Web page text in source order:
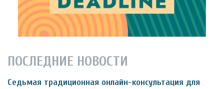
ПОСЛЕДНИЕ НОВОСТИ
Седьмая традиционная онлайн-консультация для